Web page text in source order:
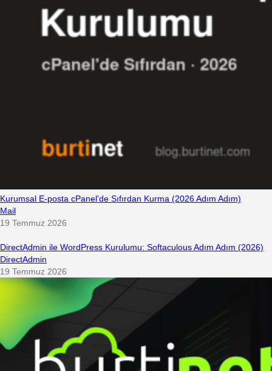
Kurumsal E-posta cPanel’de Sıfırdan Kurma (2026 Adım Adım)
Mail
19 Temmuz 2026
DirectAdmin ile WordPress Kurulumu: Softaculous Adım Adım (2026)
DirectAdmin
19 Temmuz 2026